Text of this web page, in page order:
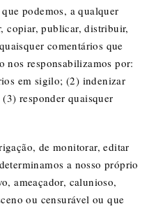
podemos, a qualquer
copiar, publicar, distribuir,
comentários que
nos responsabilizamos por:
em sigilo; (2) indenizar
responder quaisquer
de monitorar, editar
a nosso próprio
ameaçador, calunioso,
ou censurável ou que